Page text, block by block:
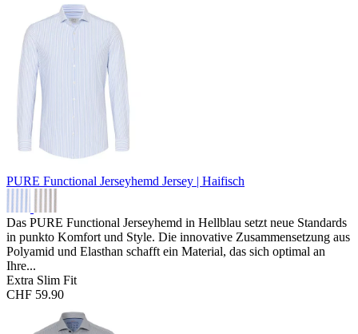
PURE Functional Jerseyhemd Jersey | Haifisch
Das PURE Functional Jerseyhemd in Hellblau setzt neue Standards
in punkto Komfort und Style. Die innovative Zusammensetzung aus
Polyamid und Elasthan schafft ein Material, das sich optimal an
Ihre...
Extra Slim Fit
CHF 59.90